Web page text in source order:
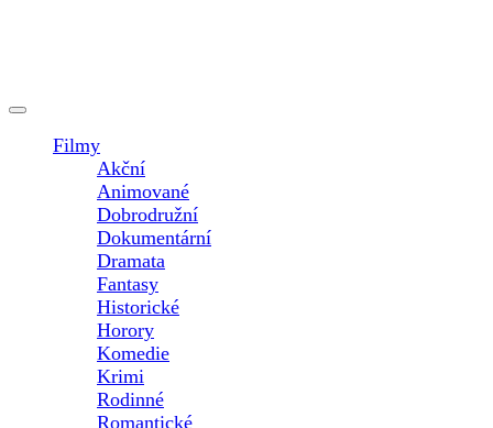
Open
Filmy
Akční
Animované
Dobrodružní
Dokumentární
Dramata
Fantasy
Historické
Horory
Komedie
Krimi
Rodinné
Romantické